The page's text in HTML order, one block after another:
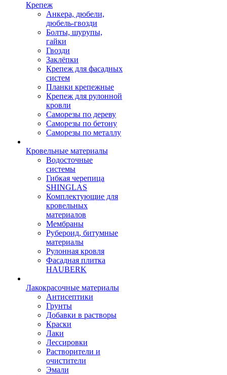
Крепеж
Анкера, дюбели,
дюбель-гвозди
Болты, шурупы,
гайки
Гвозди
Заклёпки
Крепеж для фасадных
систем
Планки крепежные
Крепеж для рулонной
кровли
Саморезы по дереву
Саморезы по бетону
Саморезы по металлу
Кровельные материалы
Водосточные
системы
Гибкая черепица
SHINGLAS
Комплектующие для
кровельных
материалов
Мембраны
Рубероид, битумные
материалы
Рулонная кровля
Фасадная плитка
HAUBERK
Лакокрасочные материалы
Антисептики
Грунты
Добавки в растворы
Краски
Лаки
Лессировки
Растворители и
очистители
Эмали